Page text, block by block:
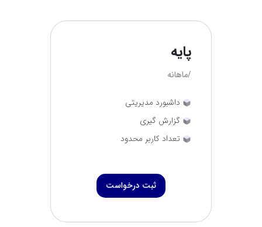
پایه
/ماهانه
داشبورد مدیریتی
گزارش گیری
تعداد کاربر محدود
ثبت درخواست